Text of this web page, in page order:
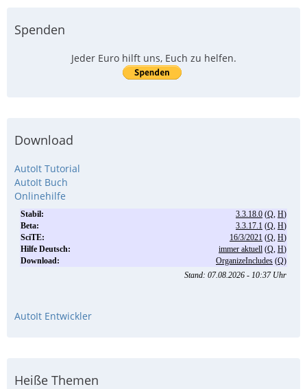
Spenden
Jeder Euro hilft uns, Euch zu helfen.
Download
AutoIt Tutorial
AutoIt Buch
Onlinehilfe
AutoIt Entwickler
Heiße Themen